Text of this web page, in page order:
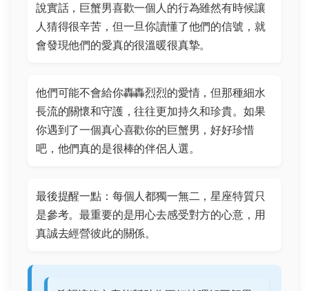
說實話，巨蟹男喜歡一個人的行為雖然有時候讓
人猜得很辛苦，但一旦你讀懂了他們的信號，就
會發現他們的愛真的很溫暖很真摯。
他們可能不會給你轟轟烈烈的愛情，但那種細水
長流的關懷和守護，往往更加持久和珍貴。如果
你遇到了一個真心喜歡你的巨蟹男，好好珍惜
吧，他們真的是很棒的伴侶人選。
最後提醒一點：每個人都獨一無二，星座特質只
是參考。最重要的是用心去感受對方的心意，用
真誠去經營彼此的關係。